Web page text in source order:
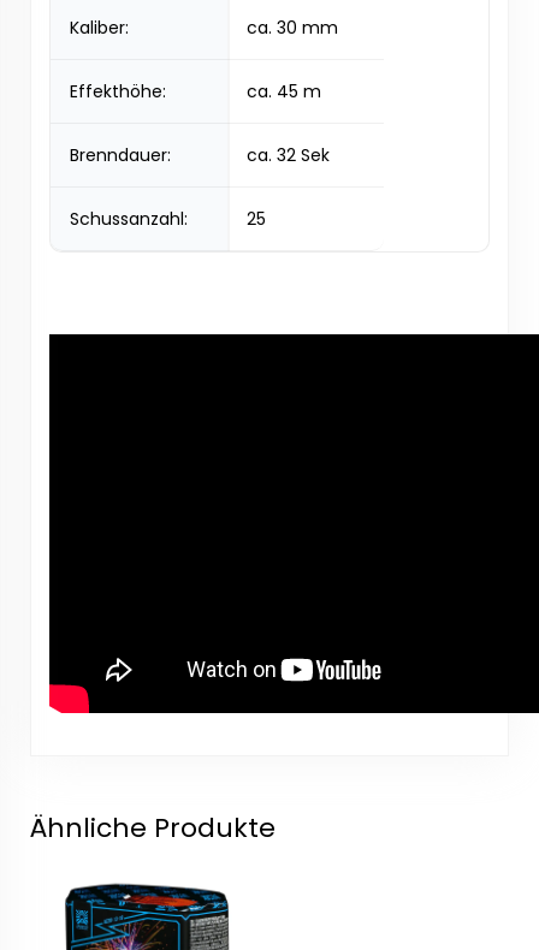
Kaliber: ca. 30 mm
Effekthöhe: ca. 45 m
Brenndauer: ca. 32 Sek
Schussanzahl: 25
Ähnliche Produkte